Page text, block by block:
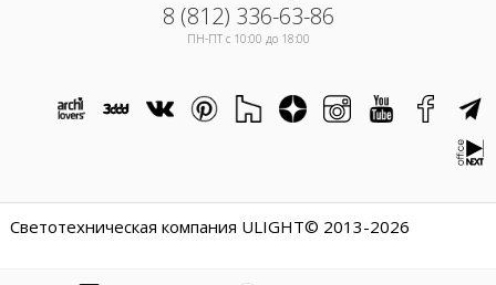
8 (812) 336-63-86
ПН-ПТ c 10:00 до 18:00
Светотехническая компания ULIGHT© 2013-2026